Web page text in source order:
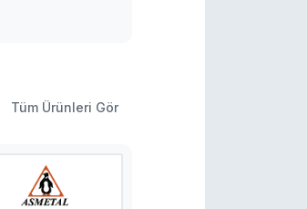
Tüm Ürünleri Gör